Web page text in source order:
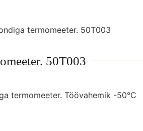
termomeeter. 50T003
50T003
termomeeter. Töövahemik -50°C